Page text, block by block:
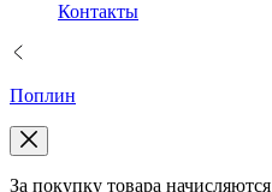
Контакты
Поплин
За покупку товара